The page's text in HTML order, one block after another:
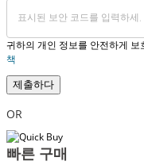
귀하의 개인 정보를 안전하게
책
제출하다
OR
빠른 구매